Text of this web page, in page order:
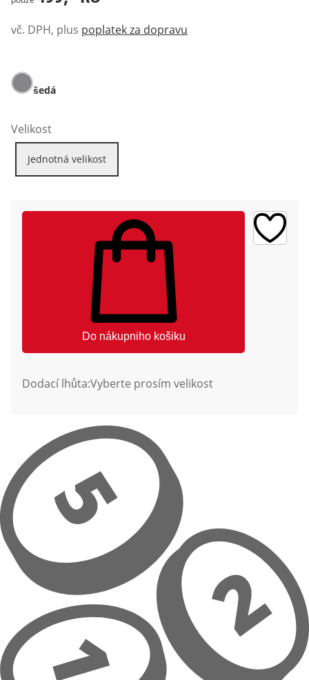
vč. DPH, plus poplatek za dopravu
šedá
Velikost
Jednotná velikost
Do nákupniho košiku
Dodací lhůta:Vyberte prosím velikost